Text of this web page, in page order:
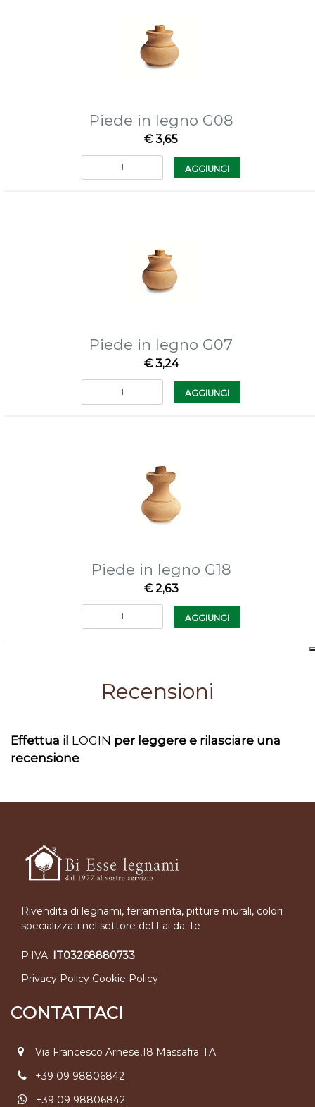
Piede in legno G08
€ 3,65
Quantità
AGGIUNGI
Piede in legno G07
€ 3,24
Quantità
AGGIUNGI
Piede in legno G18
€ 2,63
Quantità
AGGIUNGI
Recensioni
Effettua il LOGIN per leggere e rilasciare una
recensione
Rivendita di legnami, ferramenta, pitture murali, colori
specializzati nel settore del Fai da Te
P.IVA: IT03268880733
Privacy Policy Cookie Policy
CONTATTACI
Via Francesco Arnese,18 Massafra TA
+39 09 98806842
+39 09 98806842